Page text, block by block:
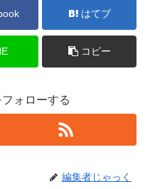
はてブ
コピー
ォローする
編集者じゃっく